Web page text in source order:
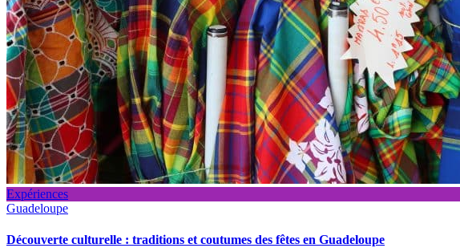
Expériences
Guadeloupe
Découverte culturelle : traditions et coutumes des fêtes en Guadeloupe